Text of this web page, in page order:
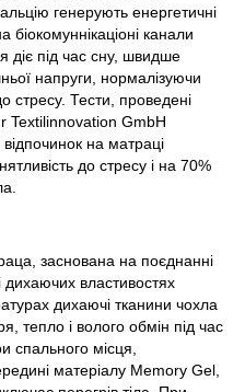
генерують енергетичні
біокомуннікаціоні канали
діє під час сну, швидше
напруги, нормалізуючи
стресу. Тести, проведені
Textilinnovation GmbH
на матраці
до стресу і на 70%
заснована на поєднанні
дихаючих властивостях
дихаючі тканини чохла
тепло і волого обмін під час
спального місця,
матеріалу Memory Gel,